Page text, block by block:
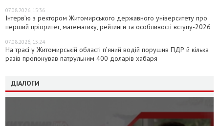
07.08.2026, 15:36
Інтерв’ю з ректором Житомирського державного університету про
перший пріоритет, математику, рейтинги та особливості вступу-2026
07.08.2026, 15:24
На трасі у Житомирській області п’яний водій порушив ПДР й кілька
разів пропонував патрульним 400 доларів хабаря
ДІАЛОГИ